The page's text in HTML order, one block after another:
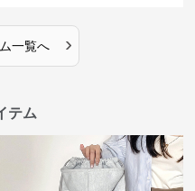
一覧へ ›
テム